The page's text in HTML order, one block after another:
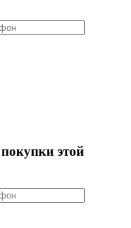
этой